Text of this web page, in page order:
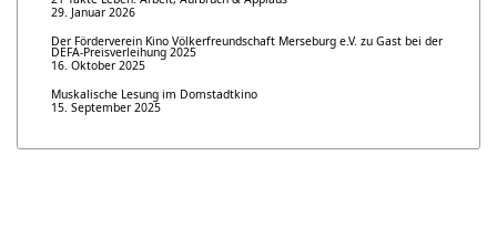
29. Januar 2026
Der Förderverein Kino Völkerfreundschaft Merseburg e.V. zu Gast bei der
DEFA-Preisverleihung 2025
16. Oktober 2025
Muskalische Lesung im Domstadtkino
15. September 2025